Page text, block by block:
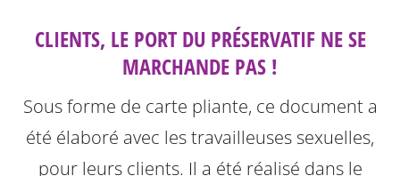
CLIENTS, LE PORT DU PRÉSERVATIF NE SE
MARCHANDE PAS !
Sous forme de carte pliante, ce document a
été élaboré avec les travailleuses sexuelles,
pour leurs clients. Il a été réalisé dans le